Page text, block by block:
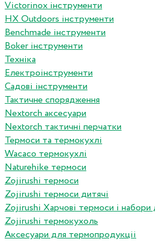
Victorinox інструменти
HX Outdoors інструменти
Benchmade інструменти
Boker інструменти
Техніка
Електроінструменти
Садові інструменти
Тактичне спорядження
Nextorch аксесуари
Nextorch тактичні перчатки
Термоси та термокухлі
Wacaco термокухлі
Naturehike термоси
Zojirushi термоси
Zojirushi термоси дитячі
Zojirushi Харчові термоси і набори
Zojirushi термокухоль
Аксесуари для термопродукціі